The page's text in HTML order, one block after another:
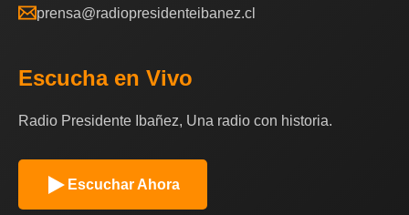
prensa@radiopresidenteibanez.cl
Escucha en Vivo
Radio Presidente Ibañez, Una radio con historia.
Escuchar Ahora